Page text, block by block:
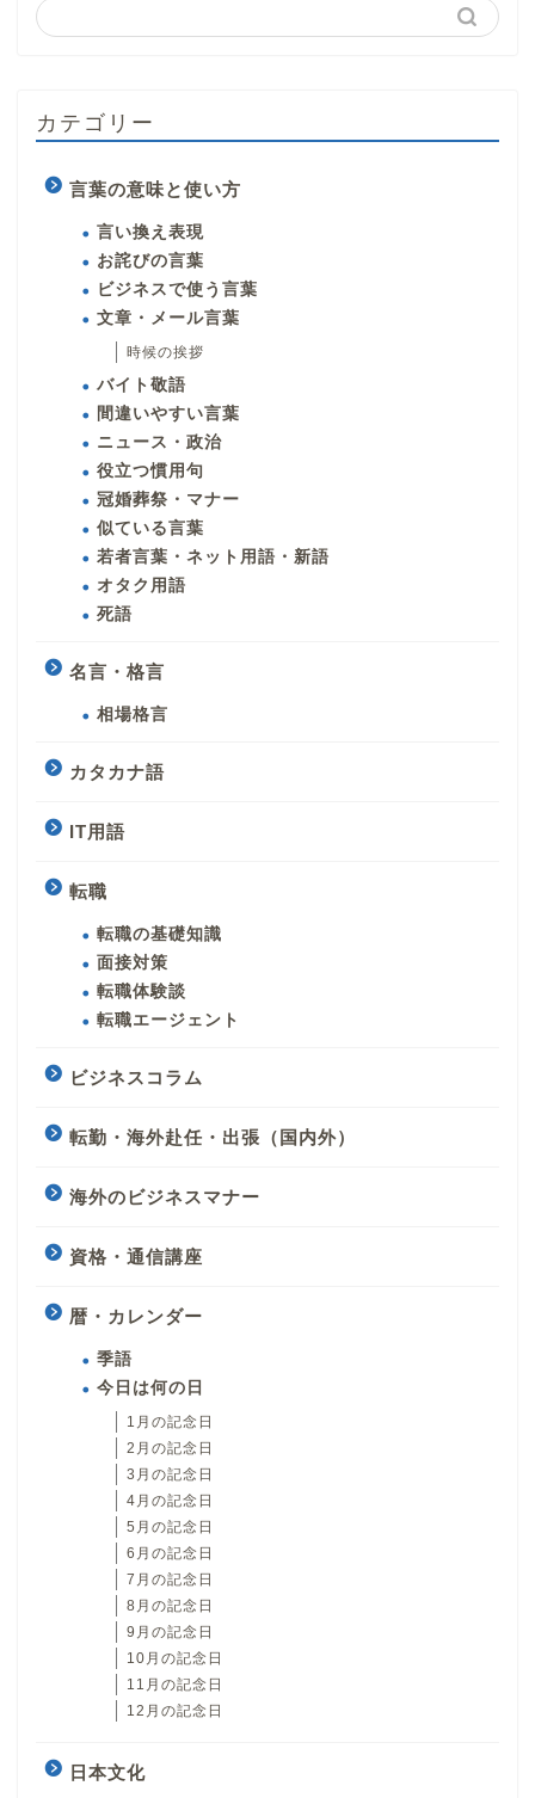
カテゴリー
言葉の意味と使い方
言い換え表現
お詫びの言葉
ビジネスで使う言葉
文章・メール言葉
時候の挨拶
バイト敬語
間違いやすい言葉
ニュース・政治
役立つ慣用句
冠婚葬祭・マナー
似ている言葉
若者言葉・ネット用語・新語
オタク用語
死語
名言・格言
相場格言
カタカナ語
IT用語
転職
転職の基礎知識
面接対策
転職体験談
転職エージェント
ビジネスコラム
転勤・海外赴任・出張（国内外）
海外のビジネスマナー
資格・通信講座
暦・カレンダー
季語
今日は何の日
1月の記念日
2月の記念日
3月の記念日
4月の記念日
5月の記念日
6月の記念日
7月の記念日
8月の記念日
9月の記念日
10月の記念日
11月の記念日
12月の記念日
日本文化